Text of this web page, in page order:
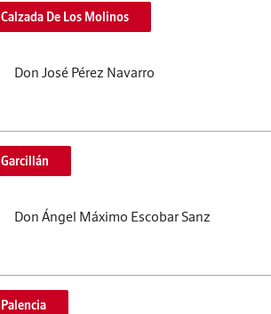
Calzada De Los Molinos
Don José Pérez Navarro
Garcillán
Don Ángel Máximo Escobar Sanz
Palencia